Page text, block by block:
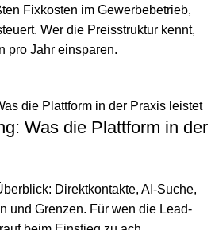
Fixkosten im Gewerbebetrieb,
Wer die Preisstruktur kennt,
pro Jahr einsparen.
Was die Plattform in der
Direktkontakte, AI-Suche,
und Grenzen. Für wen die Lead-